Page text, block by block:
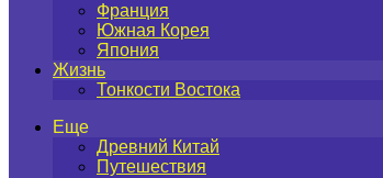
Франция
Южная Корея
Япония
Жизнь
Тонкости Востока
Еще
Древний Китай
Путешествия